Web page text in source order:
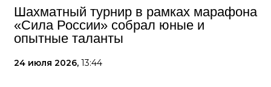
Шахматный турнир в рамках марафона
«Сила России» собрал юные и
опытные таланты
24 июля 2026, 13:44